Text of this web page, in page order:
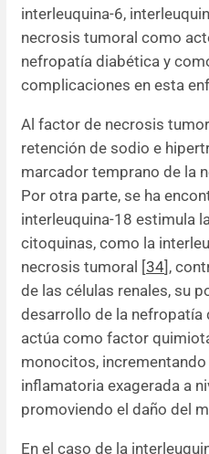
interleuquina-6,
necrosis tumoral como
nefropatía diabética y
complicaciones en esta
Al factor de necrosis
retención de sodio e
marcador temprano de la
Por otra parte, se ha
interleuquina-18 estimula
citoquinas, como la
necrosis tumoral [34],
de las células renales, su
desarrollo de la nefropatía
actúa como factor
monocitos,
inflamatoria exagerada a
promoviendo el daño del
En el caso de la